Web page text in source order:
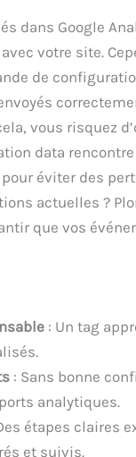
dans Google
votre site.
de
vous risquez
data
éviter des
actuelles ?
que vos
: Un tag
: Sans bonne
analytiques.
étapes claires
et suivis.